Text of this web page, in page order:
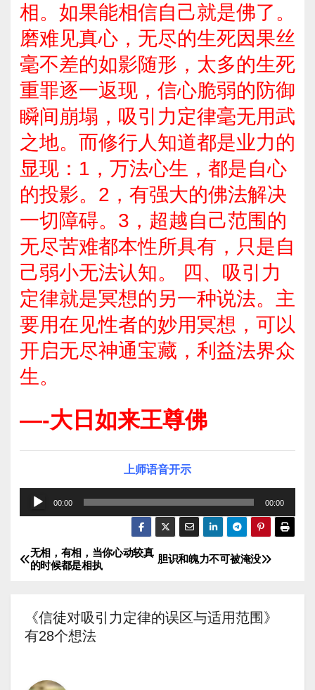
相。如果能相信自己就是佛了。
磨难见真心，无尽的生死因果丝
毫不差的如影随形，太多的生死
重罪逐一返现，信心脆弱的防御
瞬间崩塌，吸引力定律毫无用武
之地。而修行人知道都是业力的
显现：1，万法心生，都是自心
的投影。2，有强大的佛法解决
一切障碍。3，超越自己范围的
无尽苦难都本性所具有，只是自
己弱小无法认知。 四、吸引力
定律就是冥想的另一种说法。主
要用在见性者的妙用冥想，可以
开启无尽神通宝藏，利益法界众
生。
—-大日如来王尊佛
上师语音开示
频
放
00:00 00:00
文
导
航
胆识和魄力不可被淹没
无相，有相，当你心动较真
的时候都是相执
《信徒对吸引力定律的误区与适用范围》
有28个想法